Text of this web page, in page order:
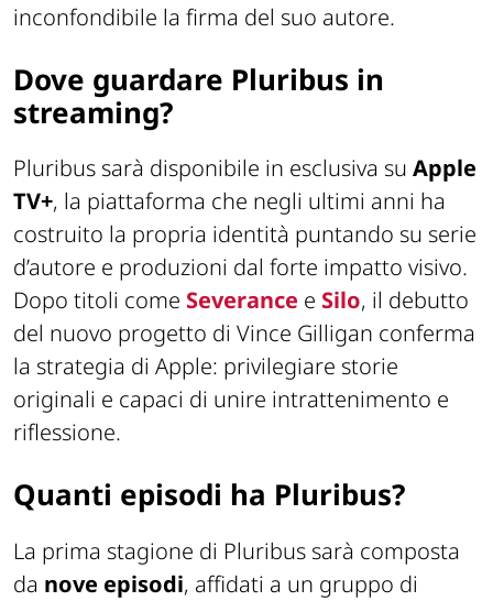
inconfondibile la firma del suo autore.
Dove guardare Pluribus in
streaming?
Pluribus sarà disponibile in esclusiva su Apple
TV+, la piattaforma che negli ultimi anni ha
costruito la propria identità puntando su serie
d’autore e produzioni dal forte impatto visivo.
Dopo titoli come Severance e Silo, il debutto
del nuovo progetto di Vince Gilligan conferma
la strategia di Apple: privilegiare storie
originali e capaci di unire intrattenimento e
riflessione.
Quanti episodi ha Pluribus?
La prima stagione di Pluribus sarà composta
da nove episodi, affidati a un gruppo di